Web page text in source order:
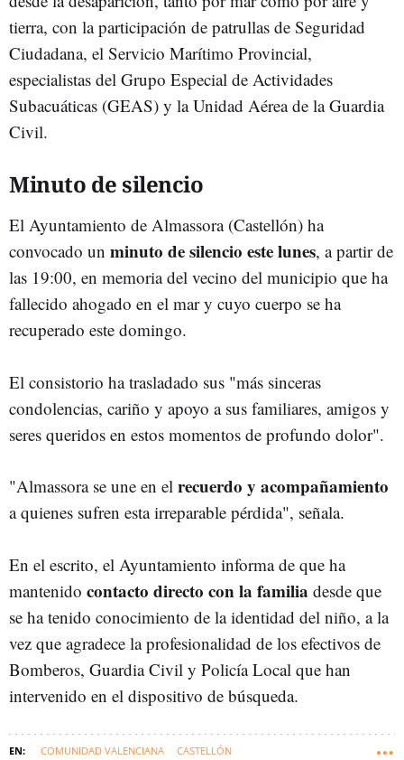
tierra, con la participación de patrullas de Seguridad
Ciudadana, el Servicio Marítimo Provincial,
especialistas del Grupo Especial de Actividades
Subacuáticas (GEAS) y la Unidad Aérea de la Guardia
Civil.
Minuto de silencio
El Ayuntamiento de Almassora (Castellón) ha
convocado un minuto de silencio este lunes, a partir de
las 19:00, en memoria del vecino del municipio que ha
fallecido ahogado en el mar y cuyo cuerpo se ha
recuperado este domingo.
El consistorio ha trasladado sus "más sinceras
condolencias, cariño y apoyo a sus familiares, amigos y
seres queridos en estos momentos de profundo dolor".
"Almassora se une en el recuerdo y acompañamiento
a quienes sufren esta irreparable pérdida", señala.
En el escrito, el Ayuntamiento informa de que ha
mantenido contacto directo con la familia desde que
se ha tenido conocimiento de la identidad del niño, a la
vez que agradece la profesionalidad de los efectivos de
Bomberos, Guardia Civil y Policía Local que han
intervenido en el dispositivo de búsqueda.
COMUNIDAD VALENCIANA CASTELLÓN